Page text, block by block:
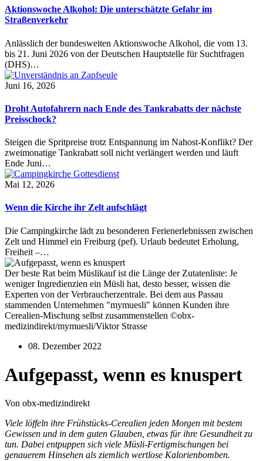
Aktionswoche Alkohol: Die unterschätzte Gefahr im
Straßenverkehr
Anlässlich der bundesweiten Aktionswoche Alkohol, die vom 13.
bis 21. Juni 2026 von der Deutschen Hauptstelle für Suchtfragen
(DHS)…
Juni 16, 2026
Droht Autofahrern nach Ende des Tankrabatts der nächste
Preisschock?
Steigen die Spritpreise trotz Entspannung im Nahost-Konflikt? Der
zweimonatige Tankrabatt soll nicht verlängert werden und läuft
Ende Juni…
Mai 12, 2026
Wenn die Kirche ihr Zelt aufschlägt
Die Campingkirche lädt zu besonderen Ferienerlebnissen zwischen
Zelt und Himmel ein Freiburg (pef). Urlaub bedeutet Erholung,
Freiheit –…
Der beste Rat beim Müslikauf ist die Länge der Zutatenliste: Je
weniger Ingredienzien ein Müsli hat, desto besser, wissen die
Experten von der Verbraucherzentrale. Bei dem aus Passau
stammenden Unternehmen "mymuesli" können Kunden ihre
Cerealien-Mischung selbst zusammenstellen ©obx-
medizindirekt/mymuesli/Viktor Strasse
08. Dezember 2022
Aufgepasst, wenn es knuspert
Von obx-medizindirekt
Viele löffeln ihre Frühstücks-Cerealien jeden Morgen mit bestem
Gewissen und in dem guten Glauben, etwas für ihre Gesundheit zu
tun. Dabei entpuppen sich viele Müsli-Fertigmischungen bei
genauerem Hinsehen als ziemlich wertlose Kalorienbomben.